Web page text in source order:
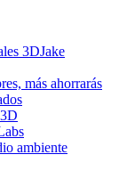
3DJake
más ahorrarás
ambiente